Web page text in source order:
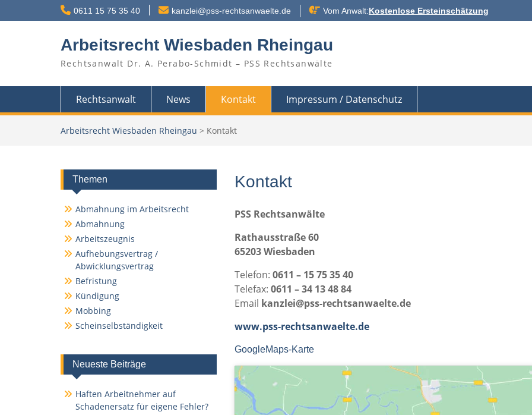
to
0611 15 75 35 40 kanzlei@pss-rechtsanwaelte.de Vom Anwalt:Kostenlose Ersteinschätzung
Arbeitsrecht Wiesbaden Rheingau
Rechtsanwalt Dr. A. Perabo-Schmidt – PSS Rechtsanwälte
Rechtsanwalt News Kontakt Impressum / Datenschutz
Arbeitsrecht Wiesbaden Rheingau > Kontakt
Kontakt
PSS Rechtsanwälte
Rathausstraße 60
65203 Wiesbaden
Telefon: 0611 – 15 75 35 40
Telefax: 0611 – 34 13 48 84
Email kanzlei@pss-rechtsanwaelte.de
www.pss-rechtsanwaelte.de
GoogleMaps-Karte
Themen
Abmahnung im Arbeitsrecht
Abmahnung
Arbeitszeugnis
Aufhebungsvertrag /
Abwicklungsvertrag
Befristung
Kündigung
Mobbing
Scheinselbständigkeit
Neueste Beiträge
Haften Arbeitnehmer auf
Schadenersatz für eigene Fehler?